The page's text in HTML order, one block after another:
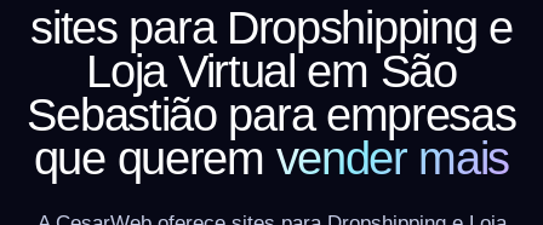
sites para Dropshipping e
Loja Virtual em São
Sebastião para empresas
que querem vender mais